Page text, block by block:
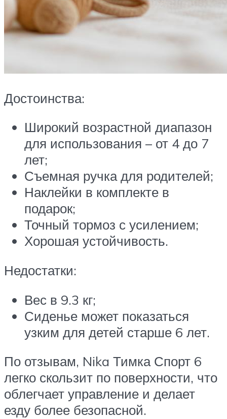
Достоинства:
Широкий возрастной диапазон
для использования – от 4 до 7
лет;
Съемная ручка для родителей;
Наклейки в комплекте в
подарок;
Точный тормоз с усилением;
Хорошая устойчивость.
Недостатки:
Вес в 9.3 кг;
Сиденье может показаться
узким для детей старше 6 лет.
По отзывам, Nika Тимка Спорт 6
легко скользит по поверхности, что
облегчает управление и делает
езду более безопасной.